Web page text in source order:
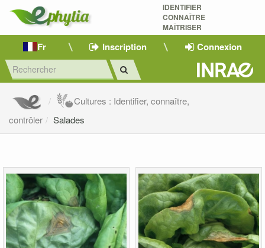
IDENTIFIER
CONNAÎTRE
MAÎTRISER
Fr Inscription Connexion
Cultures : Identifier, connaître,
contrôler
Salades